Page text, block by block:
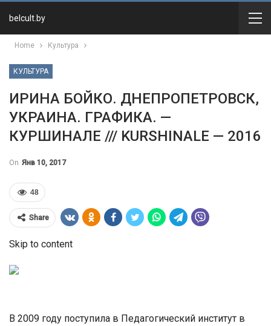
belcult.by
Home Культура
КУЛЬТУРА
ИРИНА БОЙКО. ДНЕПРОПЕТРОВСК,
УКРАИНА. ГРАФИКА. —
КУРШИНАЛЕ /// KURSHINALE — 2016
On Янв 10, 2017
48
Share
Skip to content
В 2009 году поступила в Педагогический институт в